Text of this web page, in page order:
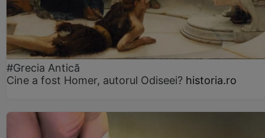
#Grecia Antică
Cine a fost Homer, autorul Odiseei? historia.ro